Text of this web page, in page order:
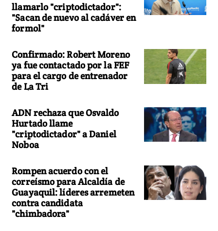
llamarlo "criptodictador":
"Sacan de nuevo al cadáver en
formol"
Confirmado: Robert Moreno
ya fue contactado por la FEF
para el cargo de entrenador
de La Tri
ADN rechaza que Osvaldo
Hurtado llame
"criptodictador" a Daniel
Noboa
Rompen acuerdo con el
correísmo para Alcaldía de
Guayaquil: líderes arremeten
contra candidata
"chimbadora"